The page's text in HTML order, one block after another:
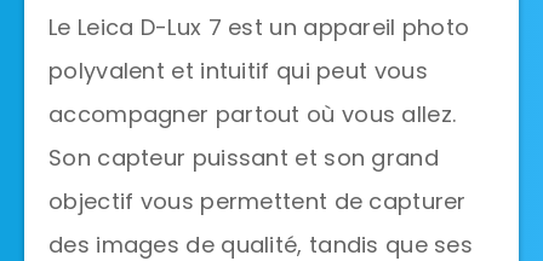
Le Leica D-Lux 7 est un appareil photo
polyvalent et intuitif qui peut vous
accompagner partout où vous allez.
Son capteur puissant et son grand
objectif vous permettent de capturer
des images de qualité, tandis que ses